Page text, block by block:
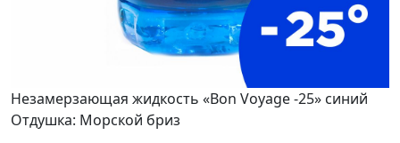
Незамерзающая жидкость «Bon Voyage -25» синий
Отдушка: Морской бриз